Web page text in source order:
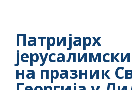
Патријарх
на празник